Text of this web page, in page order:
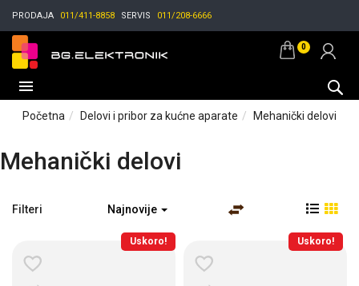
PRODAJA 011/411-8858 SERVIS 011/208-6666
0
Početna Delovi i pribor za kućne aparate Mehanički delovi
Mehanički delovi
Filteri Najnovije
Uskoro! Uskoro!